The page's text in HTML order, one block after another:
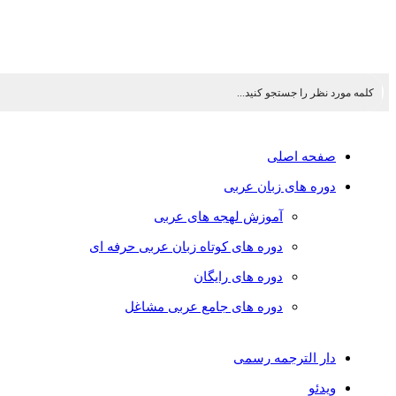
صفحه اصلی
دوره های زبان عربی
آموزش لهجه های عربی
دوره های کوتاه زبان عربی حرفه ای
دوره های رایگان
دوره های جامع عربی مشاغل
دار الترجمه رسمی
ویدئو